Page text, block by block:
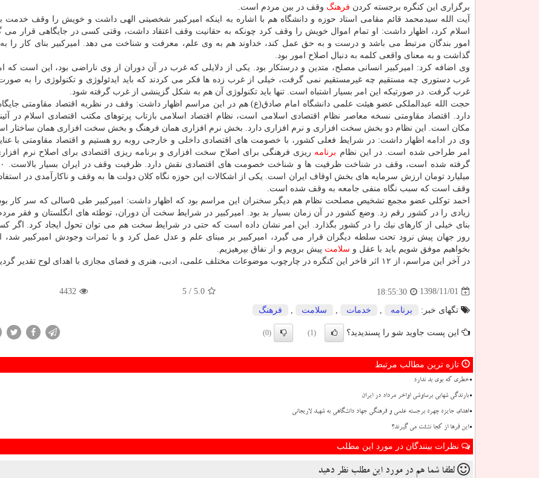
برگزاری این كنگره برجسته كردن فرهنگ وقف در بین مردم است.
آیت الله سیدمحمد قائم مقامی استاد حوزه و دانشگاه هم با اشاره به اینكه امیركبیر شخصیتی الهی داشت و خویش را وقف خدمت
اسلام كرد، اظهار داشت: او تمام اموال خویش را وقف كرد چونكه به حقانیت وقف اعتقاد داشت، وقتی كسی در جایگاهی قرار می
امور بندگان مرتبط می باشد و درست و به حق عمل كند، خداوند هم به وی علم، معرفت و شناخت می دهد. امیركبیر بنای كار را
گذاشت و به معنای واقعی كلمه به دنبال اصلاح امور بود.
وی اضافه كرد: امیركبیر انسانی مصلح، متدین و درستكار بود. یكی از دلایلی كه غرب در آن دوران از وی ناراضی بود، این است كه
غرب دستوری چه مستقیم چه غیرمستقیم نمی گرفت، خیلی از غرب زده ها فكر می كردند كه باید ایدئولوژی و تكنولوژی را به
غرب گرفت. در صورتیكه این امر بسیار اشتباه است. تنها باید تكنولوژی آن هم به شكل گزینشی از غرب گرفته شود.
حجت الله عبدالملكی عضو هیئت علمی دانشگاه امام صادق(ع) هم در این مراسم اظهار داشت: وقف در نظریه اقتصاد مقاومتی
دارد. اقتصاد مقاومتی نسخه معاصر نظام اقتصادی اسلامی است، نظام اقتصاد اسلامی بازتاب پرتوهای مكتب اقتصادی اسلام در
مكان است. این نظام دو بخش سخت افزاری و نرم افزاری دارد. بخش نرم افزاری همان فرهنگ و بخش سخت افزاری همان ساختار
وی در ادامه اظهار داشت: در شرایط فعلی كشور، با خصومت های اقتصادی داخلی و خارجی روبه رو هستیم و اقتصاد مقاومتی با
امر طراحی شده است. در این نظام برنامه ریزی فرهنگی برای اصلاح سخت افزاری و برنامه ریزی اقتصادی برای اصلاح نرم
میلیارد تومان ارزش سرمایه های بخش اوقاف ایران است. یكی از اشكالات این حوزه نگاه كلان دولت ها به وقف و ناكارآمدی در
وقف است كه سبب نگاه منفی جامعه به وقف شده است.
احمد توكلی عضو مجمع تشخیص مصلحت نظام هم دیگر سخنران این مراسم بود كه اظهار
زیادی را در كشور رقم زد. وضع كشور در آن زمان بسیار بد بود. امیركبیر در شرایط سخت آن دوران، توطئه های انگلستان و فقر
بنای خیلی از كارهای نیك را در كشور بگذارد. این امر نشان داده است كه حتی در شرایط سخت هم می توان تحول ایجاد كرد. اگر
روز جهان پیش نرود تحت سلطه دیگران قرار می گیرد، امیركبیر بر مبنای علم و عدل عمل كرد و با ثمرات وجودش امیركبیر شد،
بخواهیم موفق شویم باید با عقل و سلامت پیش برویم و از نفاق بپرهیزیم.
در آخر این مراسم، از ۱۲ اثر فاخر این كنگره در چارچوب موضوعات مختلف علمی، ادبی، هنری و فضای مجازی با اهدای لوح تقدیر گردید.
1398/11/01
18:55:30
5.0
/ 5
4432
تگهای خبر: برنامه خدمات سلامت فرهنگ
این پست جاوید شو را پسندیدید؟ (1)
(0)
تازه ترین مطالب مرتبط
خطری که بوی بد ندارد
بارندگی شهابی برساوشی اواخر مرداد در ایران
اهدای جایزه چهره برجسته علمی و فرهنگی جهاد دانشگاهی به شهید لاریجانی
این فرها از کجا نشئت می گیرند؟
نظرات بینندگان در مورد این مطلب
لطفا شما هم در مورد این مطلب نظر دهید